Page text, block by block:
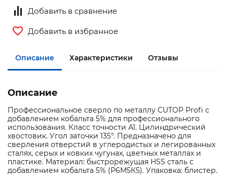
Добавить в сравнение
Добавить в избранное
Описание Характеристики Отзывы
Описание
Профессиональное сверло по металлу CUTOP Profi с
добавлением кобальта 5% для профессионального
использования. Класс точности А1. Цилиндрический
хвостовик. Угол заточки 135°. Предназначено для
сверления отверстий в углеродистых и легированных
сталях, серых и ковких чугунах, цветных металлах и
пластике. Материал: быстрорежущая HSS сталь c
добавлением кобальта 5% (Р6М5К5). Упаковка: блистер.